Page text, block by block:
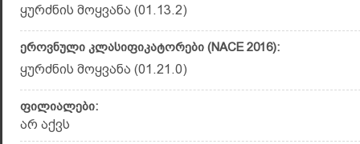
ყურძნის მოყვანა (01.13.2)
ეროვნული კლასიფიკატორები (NACE 2016):
ყურძნის მოყვანა (01.21.0)
ფილიალები:
არ აქვს